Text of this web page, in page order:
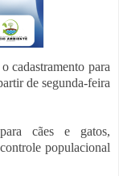
cadastramento para
de segunda-feira
cães e gatos,
populacional